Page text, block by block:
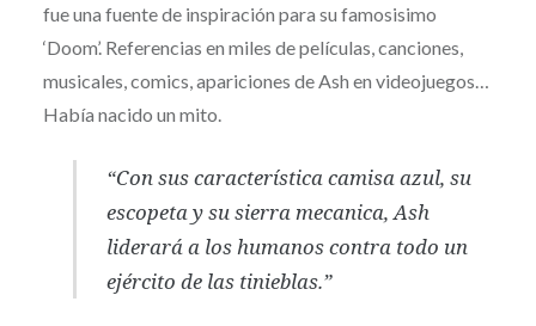
fue una fuente de inspiración para su famosisimo
‘Doom’. Referencias en miles de películas, canciones,
musicales, comics, apariciones de Ash en videojuegos…
Había nacido un mito.
“Con sus característica camisa azul, su
escopeta y su sierra mecanica, Ash
liderará a los humanos contra todo un
ejército de las tinieblas.”